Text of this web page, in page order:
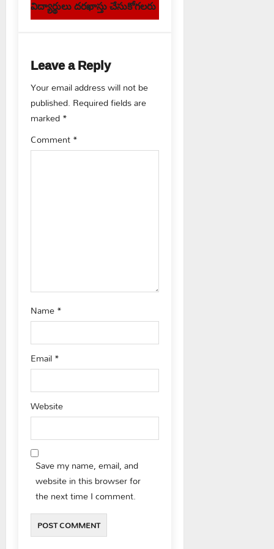
n
v
i
g
a
విద్యార్థులు దరఖాస్తు చేసుకోగలరు
Leave a Reply
Your email address will not be
published. Required fields are
marked*
Comment*
Name*
Email*
Website
Save my name, email, and
website in this browser for
the next time I comment.